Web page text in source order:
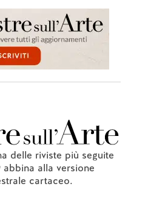
delle riviste più seguite
alla versione
cartaceo.